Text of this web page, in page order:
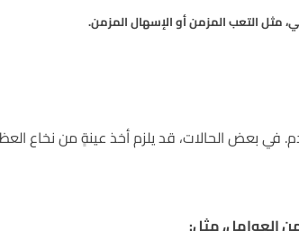
مثل التعب المزمن أو الإسهال المزمن.
في بعض الحالات، قد يلزم أخذ عينةٍ من نخاع
العوامل، مثل: